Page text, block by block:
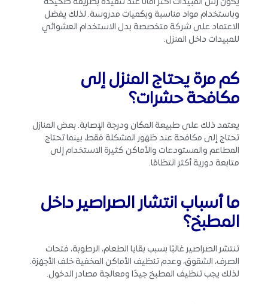
يكون رش المبيدات أكثر أمانًا عند تنفيذه بطريقة صحيحة
وباستخدام مواد مناسبة وبكميات مدروسة. لذلك يفضل
الاعتماد على شركة متخصصة بدل الاستخدام العشوائي
للمبيدات داخل المنزل.
كم مرة يحتاج المنزل إلى
مكافحة حشرات؟
يعتمد ذلك على طبيعة المكان ودرجة الإصابة. بعض المنازل
تحتاج إلى مكافحة عند ظهور المشكلة فقط، بينما تحتاج
المطاعم والمستودعات والأماكن كثيرة الاستخدام إلى
متابعة دورية أكثر انتظامًا.
ما أسباب انتشار الصراصير داخل
المطبخ؟
تنتشر الصراصير غالبًا بسبب بقايا الطعام، الرطوبة، فتحات
الصرف، الشقوق، وعدم تنظيف الأماكن المخفية خلف الأجهزة.
لذلك يجب تنظيف المطبخ جيدًا ومعالجة مصادر الدخول.